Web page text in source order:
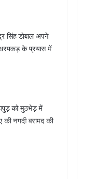
सिंह डोबाल अपने
के प्रयास में
को मुठभेड़ में
नगदी बरामद की